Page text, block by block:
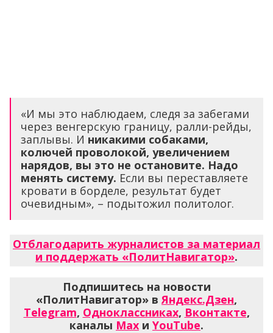
«И мы это наблюдаем, следя за забегами
через венгерскую границу, ралли-рейды,
заплывы. И никакими собаками,
колючей проволокой, увеличением
нарядов, вы это не остановите. Надо
менять систему. Если вы переставляете
кровати в борделе, результат будет
очевидным», – подытожил политолог.
Отблагодарить журналистов за материал
и поддержать «ПолитНавигатор».
Подпишитесь на новости
«ПолитНавигатор» в Яндекс.Дзен,
Telegram, Одноклассниках, Вконтакте,
каналы Max и YouTube.